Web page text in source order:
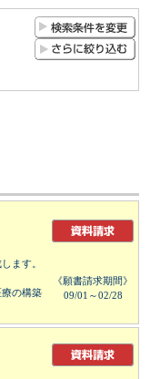
ます。
の構築
《願書請求期間》
09/01～02/28